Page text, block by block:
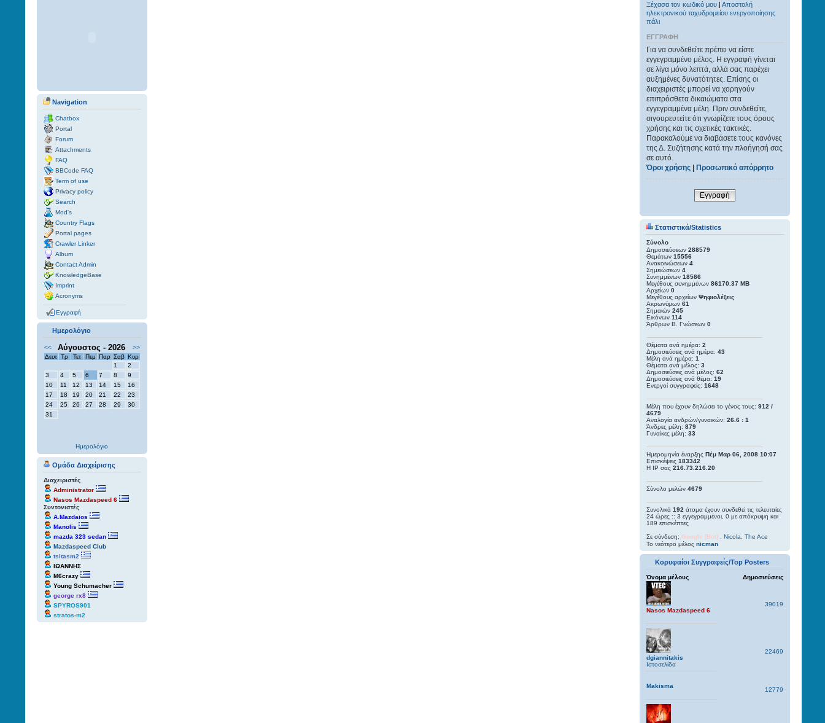
Navigation
Chatbox
Portal
Forum
Attachments
FAQ
BBCode FAQ
Term of use
Privacy policy
Search
Mod's
Country Flags
Portal pages
Crawler Linker
Album
Contact Admin
KnowledgeBase
Imprint
Acronyms
Εγγραφή
Ημερολόγιο
<< Αύγουστος - 2026
>>
Δευτ Τρ Τετ Πεμ Παρ Σαβ Κυρ
1
2
3
4 5 6 7 8
9
10
11 12 13 14 15
16
17
18 19 20 21 22
23
24
25 26 27 28 29
30
31
Ημερολόγιο
Ομάδα Διαχείρισης
Διαχειριστές
Administrator
Nasos Mazdaspeed 6
Συντονιστές
A.Mazdaios
Manolis
mazda 323 sedan
Mazdaspeed Club
tsitasm2
ΙΩΑΝΝΗΣ
M6crazy
Young Schumacher
george rx8
SPYROS901
stratos-m2
Ξέχασα τον κωδικό μου| Αποστολή
ηλεκτρονικού ταχυδρομείου ενεργοποίησης
πάλι
ΕΓΓΡΑΦΉ
Για να συνδεθείτε πρέπει να είστε
εγγεγραμμένο μέλος. Η εγγραφή γίνεται
σε λίγα μόνο λεπτά, αλλά σας παρέχει
αυξημένες δυνατότητες. Επίσης οι
διαχειριστές μπορεί να χορηγούν
επιπρόσθετα δικαιώματα στα
εγγεγραμμένα μέλη. Πριν συνδεθείτε,
σιγουρευτείτε ότι γνωρίζετε τους όρους
χρήσης και τις σχετικές τακτικές.
Παρακαλούμε να διαβάσετε τους κανόνες
της Δ. Συζήτησης κατά την πλοήγησή σας
σε αυτό.
Όροι χρήσης| Προσωπικό απόρρητο
Εγγραφή
Στατιστικά/Statistics
Σύνολο
Δημοσιεύσεων 288579
Θεμάτων 15556
Ανακοινώσεων 4
Σημειώσεων 4
Συνημμένων 18586
Μεγέθους συνημμένων 86170.37 ΜΒ
Αρχείων 0
Μεγέθους αρχείων Ψηφιολέξεις
Ακρωνύμων 61
Σημαιών 245
Εικόνων 114
Άρθρων Β. Γνώσεων 0
Θέματα ανά ημέρα: 2
Δημοσιεύσεις ανά ημέρα: 43
Μέλη ανά ημέρα: 1
Θέματα ανά μέλος: 3
Δημοσιεύσεις ανά μέλος: 62
Δημοσιεύσεις ανά θέμα: 19
Ενεργοί συγγραφείς: 1648
Μέλη που έχουν δηλώσει το γένος τους: 912 /
4679
Αναλογία ανδρών/γυναικών: 26.6 : 1
Άνδρες μέλη: 879
Γυναίκες μέλη: 33
Ημερομηνία έναρξης Πέμ Μαρ 06, 2008 10:07
Επισκέψεις 183342
Η IP σας 216.73.216.20
Σύνολο μελών 4679
Συνολικά 192 άτομα έχουν συνδεθεί τις τελευταίες
24 ώρες :: 3 εγγεγραμμένοι, 0 με απόκρυψη και
189 επισκέπτες
Σε σύνδεση: Google [Bot] Nicola
The Ace
Το νεότερο μέλος nicman
Κορυφαίοι Συγγραφείς/Top Posters
Όνομα μέλους Δημοσιεύσεις
Nasos Mazdaspeed 6
39019
dgiannitakis
Ιστοσελίδα
22469
Makisma
12779